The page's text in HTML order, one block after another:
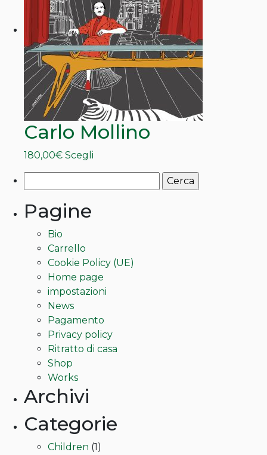
300,00€
Le
opzioni
possono
essere
scelte
nella
pagina
del
prodotto
Carlo Mollino
180,00€ Scegli
essere
scelte
nella
del
prodotto
per:
Pagine
Bio
Carrello
Cookie Policy (UE)
Home page
impostazioni
News
Pagamento
Privacy policy
Ritratto di casa
Shop
Works
Archivi
Categorie
Children (1)